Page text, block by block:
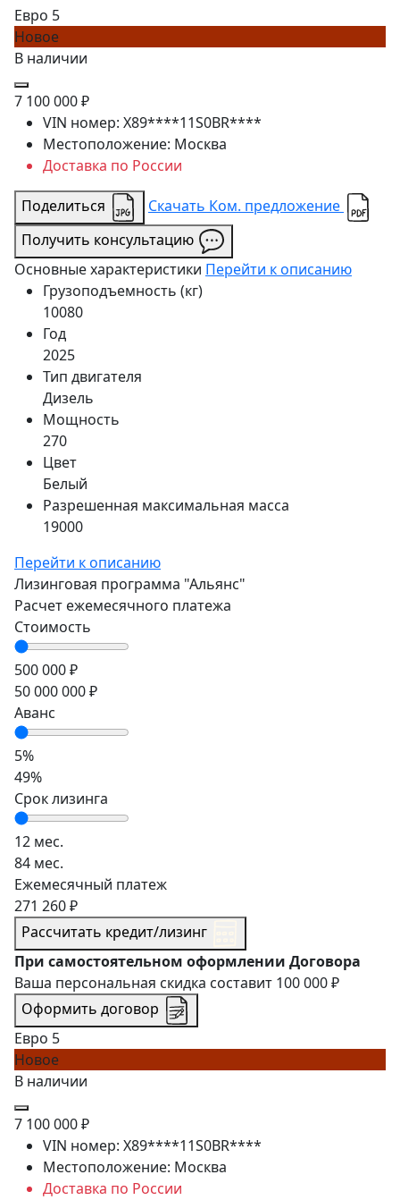
Евро 5
Новое
В наличии
7 100 000 ₽
VIN номер: X89****11S0BR****
Местоположение: Москва
Доставка по России
Поделиться
Скачать Ком. предложение
Получить консультацию
Основные характеристики Перейти к описанию
Грузоподъемность (кг)
10080
Год
2025
Тип двигателя
Дизель
Мощность
270
Цвет
Белый
Разрешенная максимальная масса
19000
Перейти к описанию
Лизинговая программа "Альянс"
Расчет ежемесячного платежа
Стоимость
500 000 ₽
50 000 000 ₽
Аванс
5%
49%
Срок лизинга
12 мес.
84 мес.
Ежемесячный платеж
271 260 ₽
Рассчитать кредит/лизинг
При самостоятельном оформлении Договора
Ваша персональная скидка составит 100 000 ₽
Оформить договор
Евро 5
Новое
В наличии
7 100 000 ₽
VIN номер: X89****11S0BR****
Местоположение: Москва
Доставка по России